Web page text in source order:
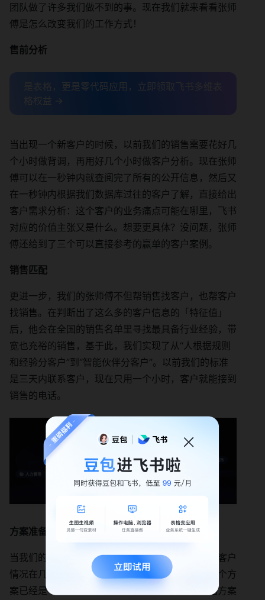
团队做了许多我们做不到的事。现在我们就来看看张师
傅是怎么改变我们的工作方式！
售前分析
是表格，更是零代码应用，立即领取飞书多维表
格权益 →
当出现一个新客户的时候，以前我们的销售需要花好几
个小时做背调，再用好几个小时做客户分析。现在张师
傅可以在一秒钟内就查阅完了所有的公开信息，然后又
在一秒钟内根据我们数据库过往的客户了解，直接给出
客户需求分析：这个客户的业务痛点可能在哪里，飞书
对应的价值主张又是什么。想要更具体？没问题，张师
傅还给到了三个可以直接参考的赢单的客户案例。
销售匹配
更进一步，我们的张师傅不但帮销售找客户，也帮客户
找销售。在判断出了这么多的客户信息的「特征值」
后，他会在全国的销售名单里寻找最具备行业经验，带
宽也充裕的销售，基于此，我们实现了从“人根据规则
和经验分客户”到“智能伙伴分客户”。以前我们的标准
是三天内联系客户，现在只用一个小时，客户就能接到
销售的电话。
方案准备
当我们的销售接到客户线索后，张师傅能根据这个客户
情况在几分钟钟内就立刻生成见客方案，我们看这个方
案已经是一个针对这个客户高度定制化的飞书介绍方案